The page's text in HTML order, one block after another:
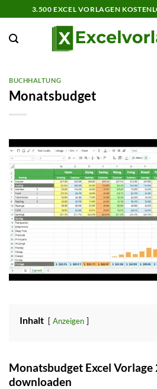
Inhalt
springen
3.500 EXCEL VORLAGEN
BUCHHALTUNG
Monatsbudget
Inhalt Anzeigen
Monatsbudget Excel
downloaden